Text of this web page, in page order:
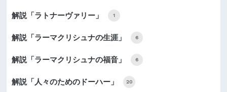
解説「ラトナーヴァリー」 1
解説「ラーマクリシュナの生涯」 6
解説「ラーマクリシュナの福音」 6
解説「人々のためのドーハー」 20